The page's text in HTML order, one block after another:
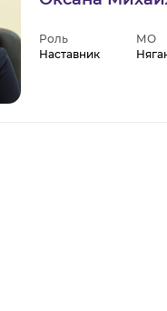
Роль
Наставник
МО